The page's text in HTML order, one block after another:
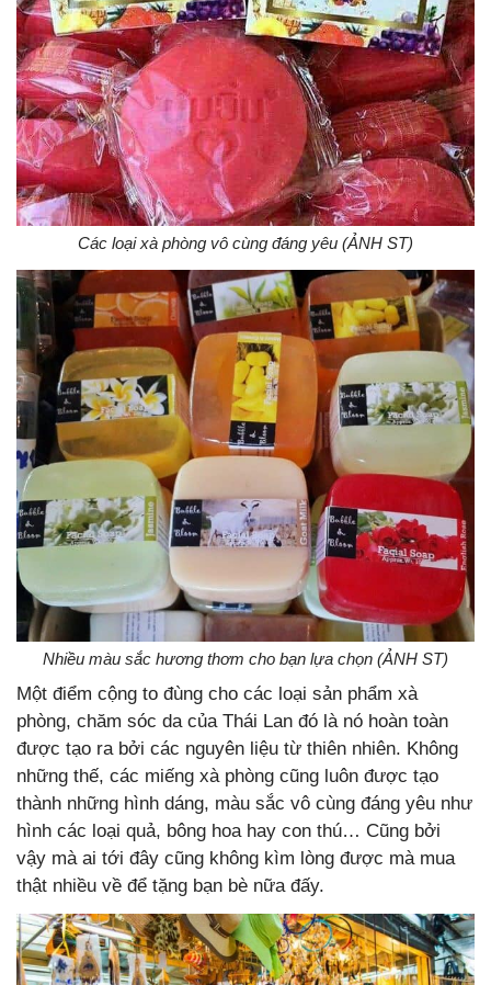
Các loại xà phòng vô cùng đáng yêu (ẢNH ST)
Nhiều màu sắc hương thơm cho bạn lựa chọn (ẢNH ST)
Một điểm cộng to đùng cho các loại sản phẩm xà
phòng, chăm sóc da của Thái Lan đó là nó hoàn toàn
được tạo ra bởi các nguyên liệu từ thiên nhiên. Không
những thế, các miếng xà phòng cũng luôn được tạo
thành những hình dáng, màu sắc vô cùng đáng yêu như
hình các loại quả, bông hoa hay con thú… Cũng bởi
vậy mà ai tới đây cũng không kìm lòng được mà mua
thật nhiều về để tặng bạn bè nữa đấy.